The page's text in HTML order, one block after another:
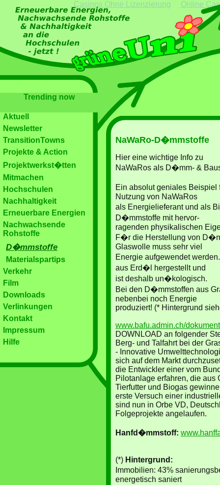
Casinos Ohne Lizenzierung Online
Trending now
Aktuell
Newsletter
TransitionTowns
Projekte & Action
Projektwerkst�tten
Mitmachen
Hochschulen
Nachhaltigkeit
Erneuerbare Energien
Nachwachsende
Rohstoffe
D�mmstoffe
Materialspartips
Verkehr
Film
Downloads
Verlinkungen
Kontakt
Impressum
Hilfe
NaWaRo-D�mmstoffe
Hier eine wichtige Info zu
NaWaRos als D�mm- &
Ein absolut geniales
Nutzung von NaWaRos
als Energielieferant und als
D�mmstoffe mit hervor-
ragenden physikalischen
F�r die Herstellung von
Glaswolle muss sehr viel
Energie aufgewendet
aus Erd�l hergestellt und
ist deshalb un�kologisch.
Bei den D�mmstoffen aus
nebenbei noch Energie
produziert! (* Hintergrund
www.bafu.admin.ch/
DOWNLOAD an folgender
Berg- und Talfahrt bei der
- Innovative
sich auf dem Markt
die Entwickler einer vom
Pilotanlage erfahren, die aus
Tierfutter und Biogas
erste Versuch einer
sind nun in Orbe VD,
Folgeprojekte angelaufen.
Hanfd�mmstoff:
(*) Hintergrund:
Immobilien: 43%
energetisch saniert